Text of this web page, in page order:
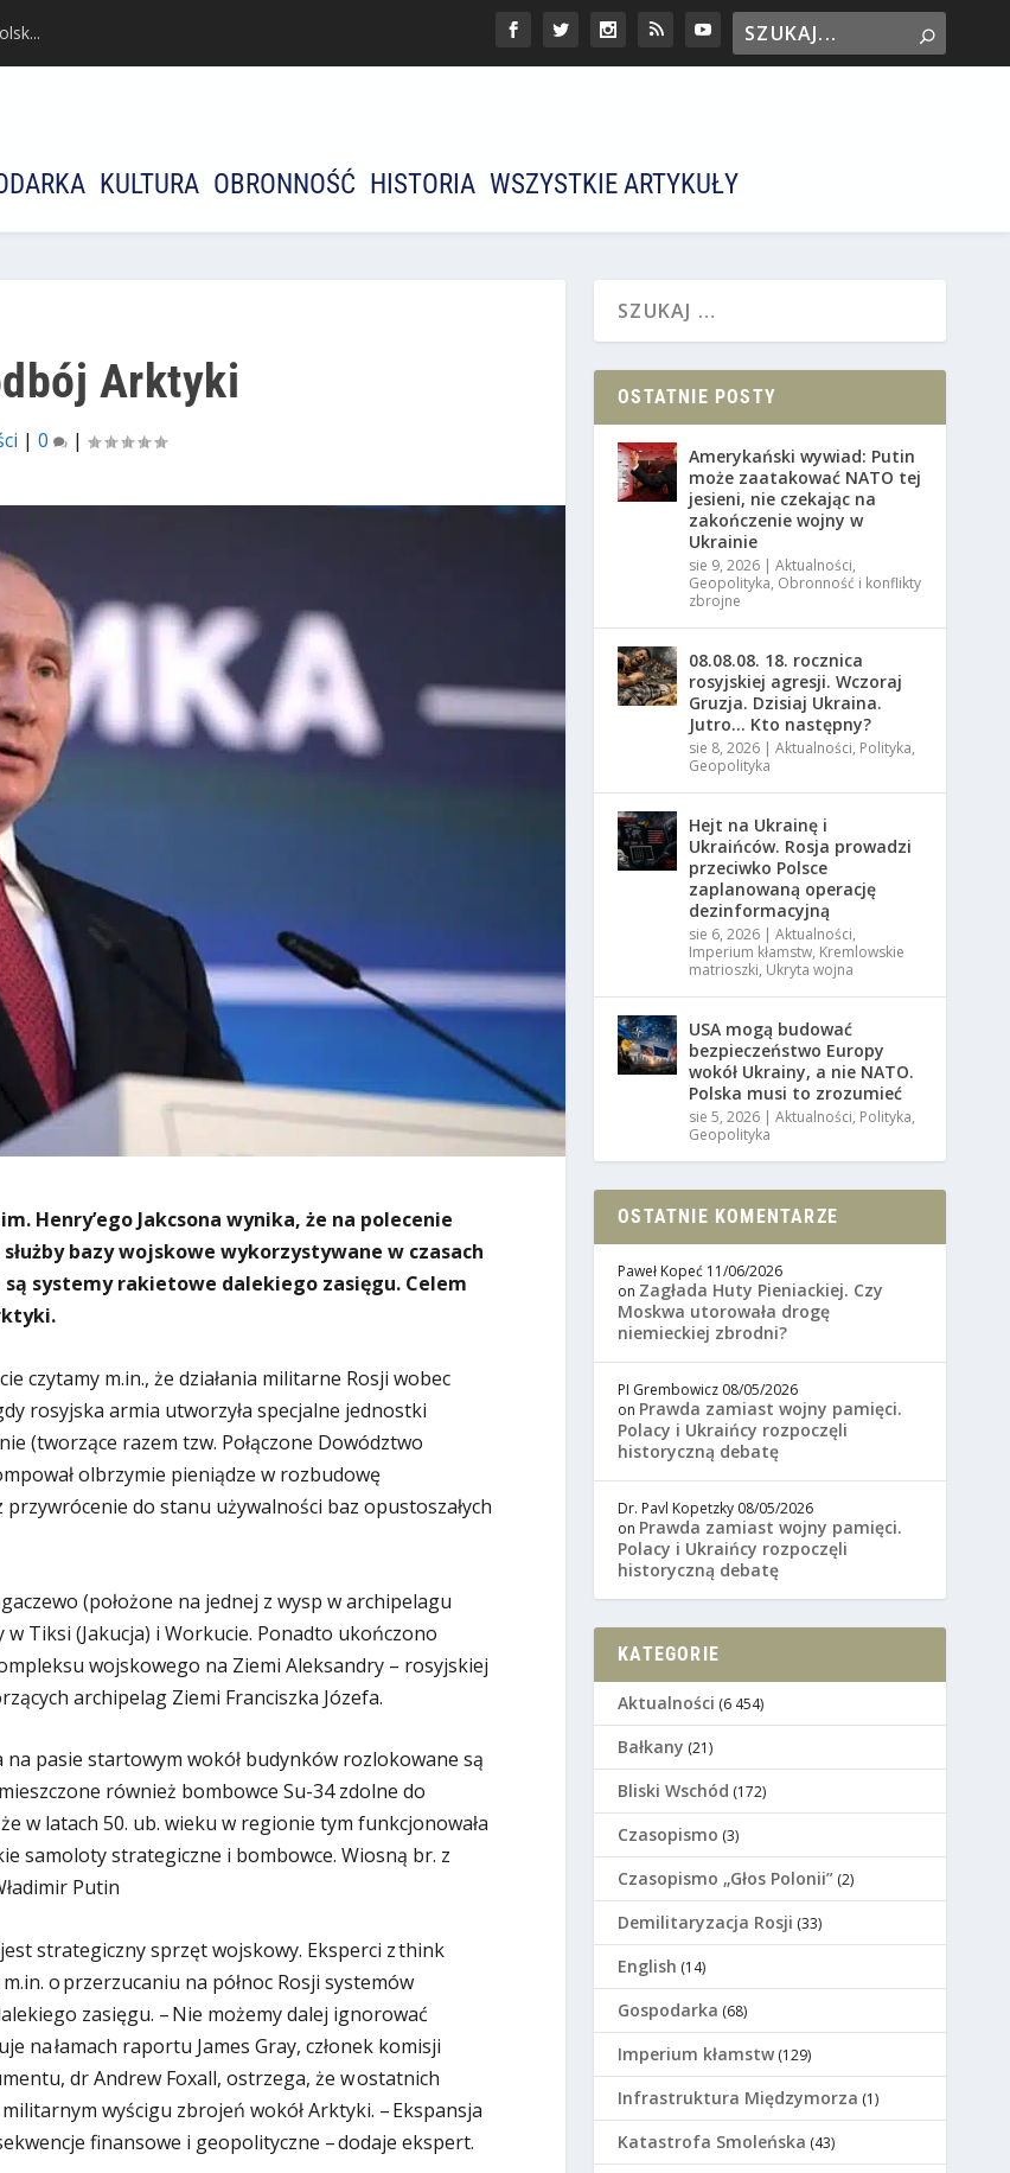
KULTURA OBRONNOŚĆ HISTORIA WSZYSTKIE ARTYKUŁY
Arktyki
| 0 |
Henry’ego Jakcsona wynika, że na polecenie
bazy wojskowe wykorzystywane w czasach
są systemy rakietowe dalekiego zasięgu. Celem
czytamy m.in., że działania militarne Rosji wobec
rosyjska armia utworzyła specjalne jednostki
(tworzące razem tzw. Połączone Dowództwo
olbrzymie pieniądze w rozbudowę
do stanu używalności baz opustoszałych
(położone na jednej z wysp w archipelagu
Tiksi (Jakucja) i Workucie. Ponadto ukończono
wojskowego na Ziemi Aleksandry – rosyjskiej
archipelag Ziemi Franciszka Józefa.
na pasie startowym wokół budynków rozlokowane są
również bombowce Su-34 zdolne do
w latach 50. ub. wieku w regionie tym funkcjonowała
samoloty strategiczne i bombowce. Wiosną br. z
Putin
strategiczny sprzęt wojskowy. Eksperci z think
o przerzucaniu na północ Rosji systemów
zasięgu. – Nie możemy dalej ignorować
na łamach raportu James Gray, członek komisji
dr Andrew Foxall, ostrzega, że w ostatnich
wyścigu zbrojeń wokół Arktyki. – Ekspansja
finansowe i geopolityczne – dodaje ekspert.
OSTATNIE POSTY
Amerykański wywiad: Putin
może zaatakować NATO tej
jesieni, nie czekając na
zakończenie wojny w
Ukrainie
sie 9, 2026 |Aktualności,
Geopolityka, Оbronność i konflikty
zbrojne
08.08.08. 18. rocznica
rosyjskiej agresji. Wczoraj
Gruzja. Dzisiaj Ukraina.
Jutro… Kto następny?
sie 8, 2026 |Aktualności, Polityka,
Geopolityka
Hejt na Ukrainę i
Ukraińców. Rosja prowadzi
przeciwko Polsce
zaplanowaną operację
dezinformacyjną
sie 6, 2026 |Aktualności,
Imperium kłamstw, Kremlowskie
matrioszki, Ukryta wojna
USA mogą budować
bezpieczeństwo Europy
wokół Ukrainy, a nie NATO.
Polska musi to zrozumieć
sie 5, 2026 |Aktualności, Polityka,
Geopolityka
OSTATNIE KOMENTARZE
Paweł Kopeć 11/06/2026
on Zagłada Huty Pieniackiej. Czy
Moskwa utorowała drogę
niemieckiej zbrodni?
PI Grembowicz 08/05/2026
on Prawda zamiast wojny pamięci.
Polacy i Ukraińcy rozpoczęli
historyczną debatę
Dr. Pavl Kopetzky 08/05/2026
on Prawda zamiast wojny pamięci.
Polacy i Ukraińcy rozpoczęli
historyczną debatę
KATEGORIE
Aktualności (6 454)
Bałkany (21)
Bliski Wschód (172)
Czasopismo (3)
Czasopismo „Głos Polonii” (2)
Demilitaryzacja Rosji (33)
English (14)
Gospodarka (68)
Imperium kłamstw (129)
Infrastruktura Międzymorza (1)
Katastrofa Smoleńska (43)